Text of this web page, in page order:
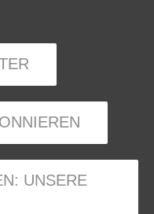
UNSERE